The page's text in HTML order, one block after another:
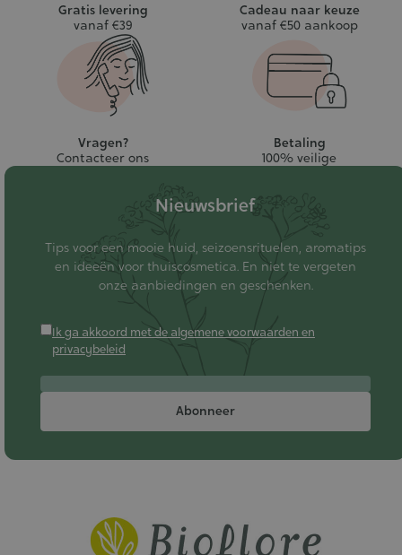
Gratis levering
vanaf €39
Cadeau naar keuze
vanaf €50 aankoop
Vragen?
Contacteer ons
Betaling
100% veilige
Nieuwsbrief
Tips voor een mooie huid, seizoensrituelen, aromatips
en ideeën voor thuiscosmetica. En niet te vergeten
onze aanbiedingen en geschenken.
Ik ga akkoord met de algemene voorwaarden en
privacybeleid
Abonneer